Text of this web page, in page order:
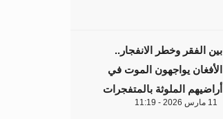
بين الفقر وخطر الانفجار..
الأفغان يواجهون الموت في
أراضيهم الملوثة بالمتفجرات
11 مارس 2026 - 11:19